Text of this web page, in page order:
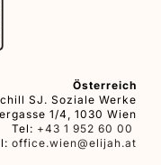
Österreich
SJ. Soziale Werke
1/4, 1030 Wien
Tel: +43 1 952 60 00
office.wien@elijah.at